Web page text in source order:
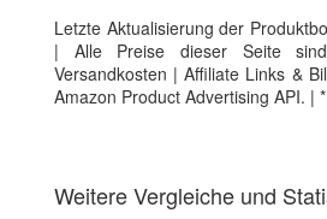
Letzte Aktualisierung der
| Alle Preise dieser Seite
Versandkosten | Affiliate Links &
Amazon Product Advertising API. |
Weitere Vergleiche und